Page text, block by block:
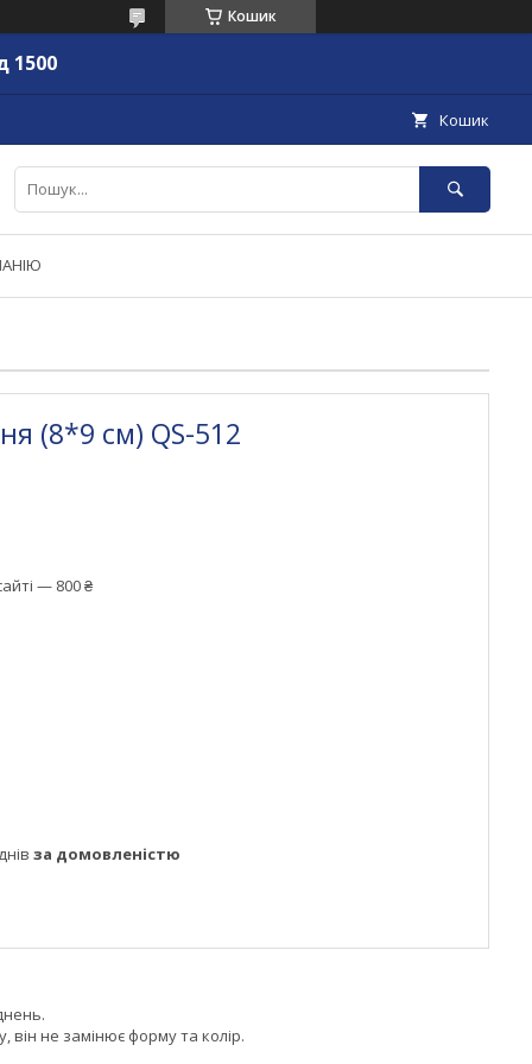
Кошик
1500
Кошик
(8*9 см) QS-512
— 800 ₴
за домовленістю
він не замінює форму та колір.